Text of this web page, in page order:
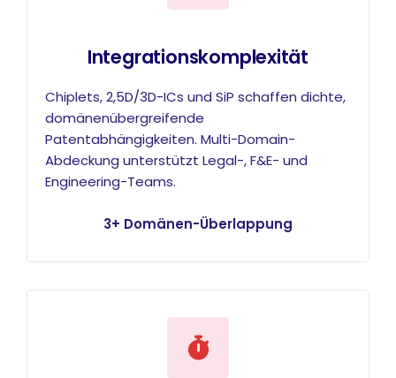
Integrationskomplexität
Chiplets, 2,5D/3D-ICs und SiP schaffen dichte,
domänenübergreifende
Patentabhängigkeiten. Multi-Domain-
Abdeckung unterstützt Legal-, F&E- und
Engineering-Teams.
3+ Domänen-Überlappung